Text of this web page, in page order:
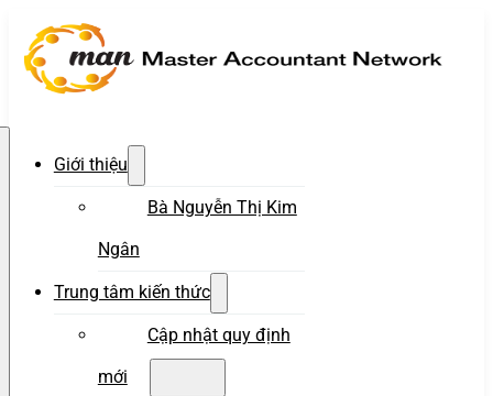
Giới thiệu
Bà Nguyễn Thị Kim
Ngân
Trung tâm kiến thức
Cập nhật quy định
mới